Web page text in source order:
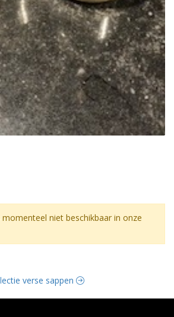
momenteel niet beschikbaar in onze
verse sappen